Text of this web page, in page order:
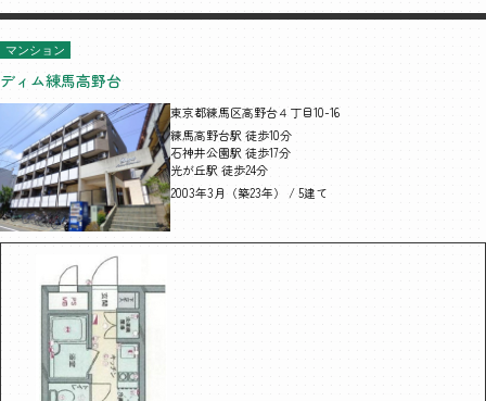
マンション
ディム練馬高野台
東京都練馬区高野台４丁目10-16
練馬高野台駅 徒歩10分
石神井公園駅 徒歩17分
光が丘駅 徒歩24分
2003年3月（築23年） / 5建て